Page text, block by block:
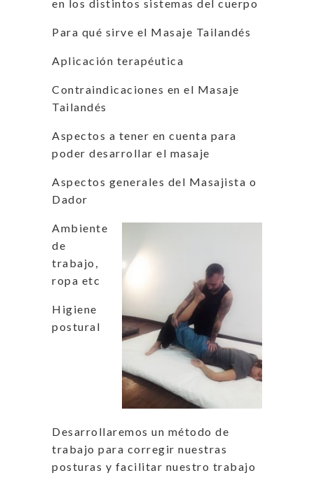
en los distintos sistemas del cuerpo
Para qué sirve el Masaje Tailandés
Aplicación terapéutica
Contraindicaciones en el Masaje
Tailandés
Aspectos a tener en cuenta para
poder desarrollar el masaje
Aspectos generales del Masajista o
Dador
Ambiente
de
trabajo,
ropa etc
Higiene
postural
Desarrollaremos un método de
trabajo para corregir nuestras
posturas y facilitar nuestro trabajo